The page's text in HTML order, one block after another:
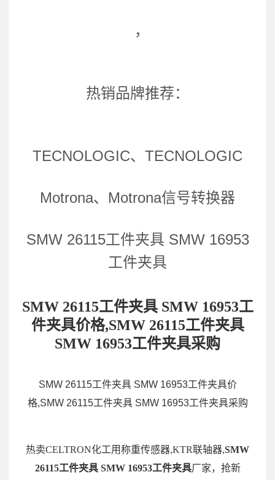
，
热销品牌推荐：
TECNOLOGIC、TECNOLOGIC
Motrona、Motrona信号转换器
SMW 26115工件夹具 SMW 16953
工件夹具
SMW 26115工件夹具 SMW 16953工
件夹具价格,SMW 26115工件夹具
SMW 16953工件夹具采购
SMW 26115工件夹具 SMW 16953工件夹具价
格,SMW 26115工件夹具 SMW 16953工件夹具采购
热卖CELTRON化工用称重传感器,KTR联轴器,SMW
26115工件夹具 SMW 16953工件夹具厂家，抢新